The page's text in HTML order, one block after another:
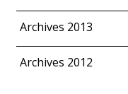
Archives 2013
Archives 2012